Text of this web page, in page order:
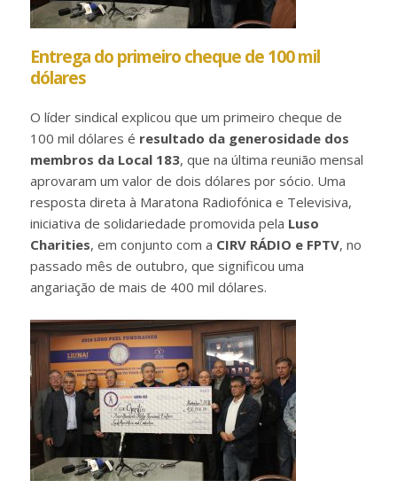
Entrega do primeiro cheque de 100 mil
dólares
O líder sindical explicou que um primeiro cheque de
100 mil dólares é resultado da generosidade dos
membros da Local 183, que na última reunião mensal
aprovaram um valor de dois dólares por sócio. Uma
resposta direta à Maratona Radiofónica e Televisiva,
iniciativa de solidariedade promovida pela Luso
Charities, em conjunto com a CIRV RÁDIO e FPTV, no
passado mês de outubro, que significou uma
angariação de mais de 400 mil dólares.